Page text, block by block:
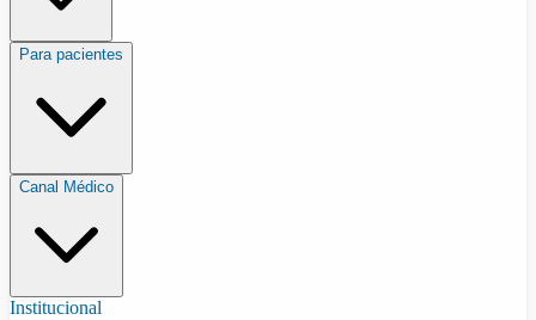
Para pacientes
Canal Médico
Institucional